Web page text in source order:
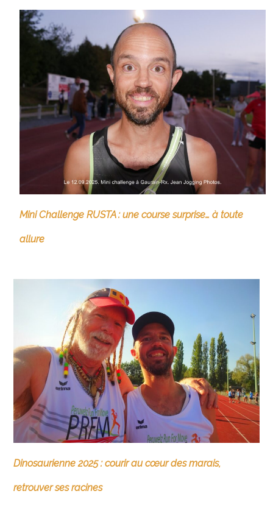
Mini Challenge RUSTA : une course surprise… à toute
allure
Dinosaurienne 2025 : courir au cœur des marais,
retrouver ses racines